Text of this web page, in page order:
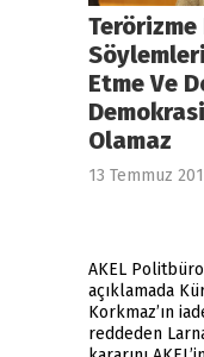
Terörizme
Etme Ve
Olamaz
13 Temmuz
AKEL Politbüro
açıklamada
Korkmaz’ın
reddeden